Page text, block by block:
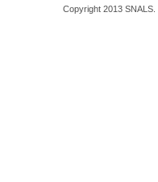
Copyright 2013